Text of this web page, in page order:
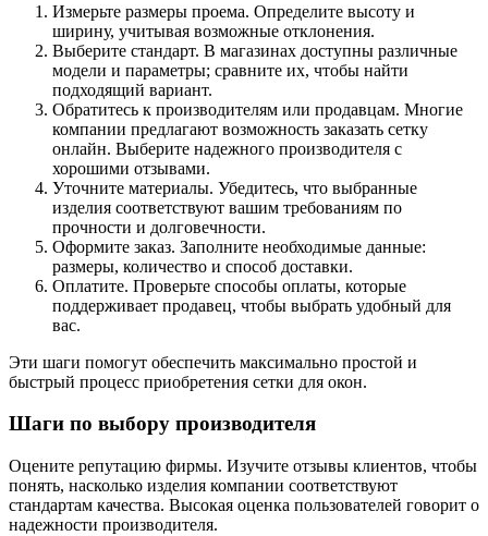
Измерьте размеры проема. Определите высоту и
ширину, учитывая возможные отклонения.
Выберите стандарт. В магазинах доступны различные
модели и параметры; сравните их, чтобы найти
подходящий вариант.
Обратитесь к производителям или продавцам. Многие
компании предлагают возможность заказать сетку
онлайн. Выберите надежного производителя с
хорошими отзывами.
Уточните материалы. Убедитесь, что выбранные
изделия соответствуют вашим требованиям по
прочности и долговечности.
Оформите заказ. Заполните необходимые данные:
размеры, количество и способ доставки.
Оплатите. Проверьте способы оплаты, которые
поддерживает продавец, чтобы выбрать удобный для
вас.
Эти шаги помогут обеспечить максимально простой и
быстрый процесс приобретения сетки для окон.
Шаги по выбору производителя
Оцените репутацию фирмы. Изучите отзывы клиентов, чтобы
понять, насколько изделия компании соответствуют
стандартам качества. Высокая оценка пользователей говорит о
надежности производителя.